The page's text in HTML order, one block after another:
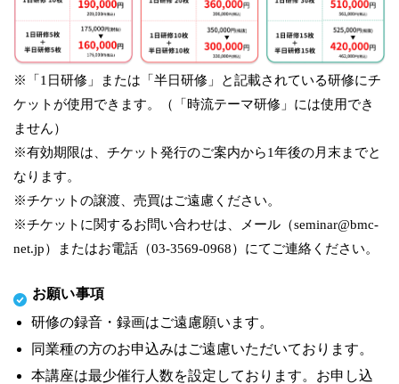
※「1日研修」または「半日研修」と記載されている研修にチ
ケットが使用できます。（「時流テーマ研修」には使用でき
ません）
※有効期限は、チケット発行のご案内から1年後の月末までと
なります。
※チケットの譲渡、売買はご遠慮ください。
※チケットに関するお問い合わせは、メール（seminar@bmc-
net.jp）またはお電話（03-3569-0968）にてご連絡ください。
お願い事項
研修の録音・録画はご遠慮願います。
同業種の方のお申込みはご遠慮いただいております。
本講座は最少催行人数を設定しております。お申し込